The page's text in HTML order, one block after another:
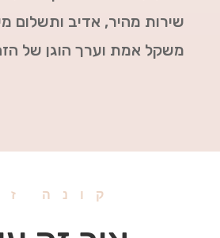
שירות מהיר, אדיב ותשלום
משקל אמת וערך הוגן של
קונה